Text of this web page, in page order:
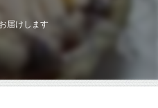
届けします